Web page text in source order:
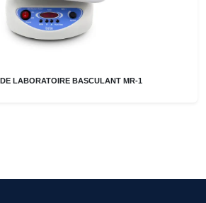
LABORATOIRE BASCULANT MR-1